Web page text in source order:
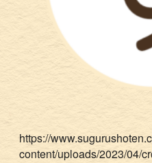
https://
content/uploads/2023/04/